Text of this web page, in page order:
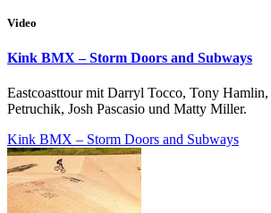
Video
Kink BMX – Storm Doors and Subways
Eastcoasttour mit Darryl Tocco, Tony
Petruchik, Josh Pascasio und Matty Miller.
Kink BMX – Storm Doors and Subways